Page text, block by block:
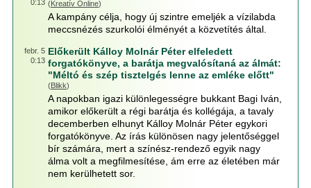
0:13 (Kreatív Online)
A kampány célja, hogy új szintre emeljék a vízilabda
meccsnézés szurkolói élményét a közvetítés által.
febr. 5
0:13
Előkerült Kálloy Molnár Péter elfeledett
forgatókönyve, a barátja megvalósítaná az álmát:
"Méltó és szép tisztelgés lenne az emléke előtt"
(Blikk)
A napokban igazi különlegességre bukkant Bagi Iván,
amikor előkerült a régi barátja és kollégája, a tavaly
decemberben elhunyt Kálloy Molnár Péter egykori
forgatókönyve. Az írás különösen nagy jelentőséggel
bír számára, mert a színész-rendező egyik nagy
álma volt a megfilmesítése, ám erre az életében már
nem kerülhetett sor.